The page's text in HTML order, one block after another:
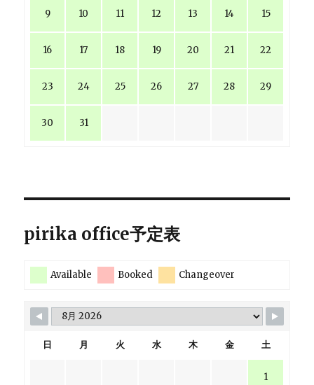
9 10 11 12 13 14 15
16 17 18 19 20 21 22
23 24 25 26 27 28 29
30 31
pirika office予定表
Available Booked Changeover
日 月 火 水 木 金 土
1